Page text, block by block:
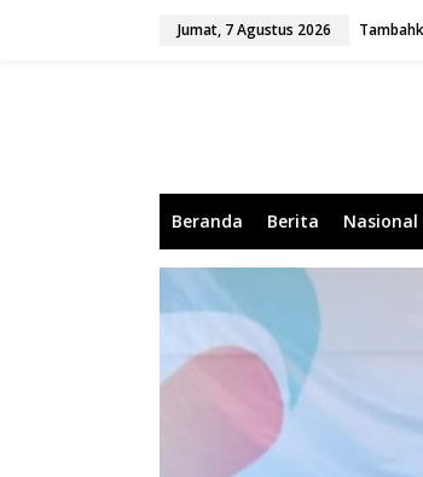
Jumat, 7 Agustus 2026
Beranda Berita Nasional